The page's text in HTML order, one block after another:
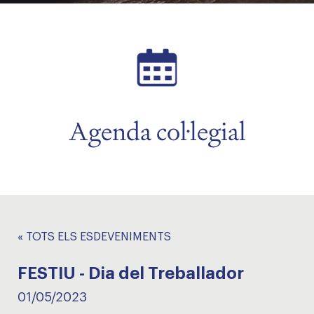
Agenda col·legial
« TOTS ELS ESDEVENIMENTS
FESTIU - Dia del Treballador
01/05/2023